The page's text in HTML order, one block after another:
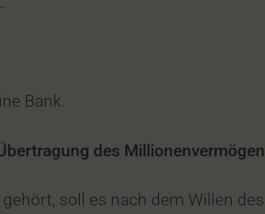
Bank.
des
soll es nach dem Willen